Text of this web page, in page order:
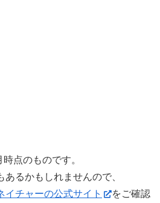
点のものです。
るかもしれませんので、
イチャーの公式サイト
をご確認